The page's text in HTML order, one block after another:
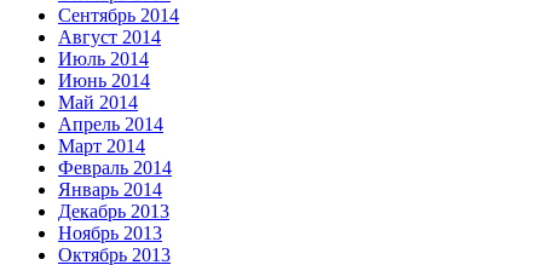
Сентябрь 2014
Август 2014
Июль 2014
Июнь 2014
Май 2014
Апрель 2014
Март 2014
Февраль 2014
Январь 2014
Декабрь 2013
Ноябрь 2013
Октябрь 2013